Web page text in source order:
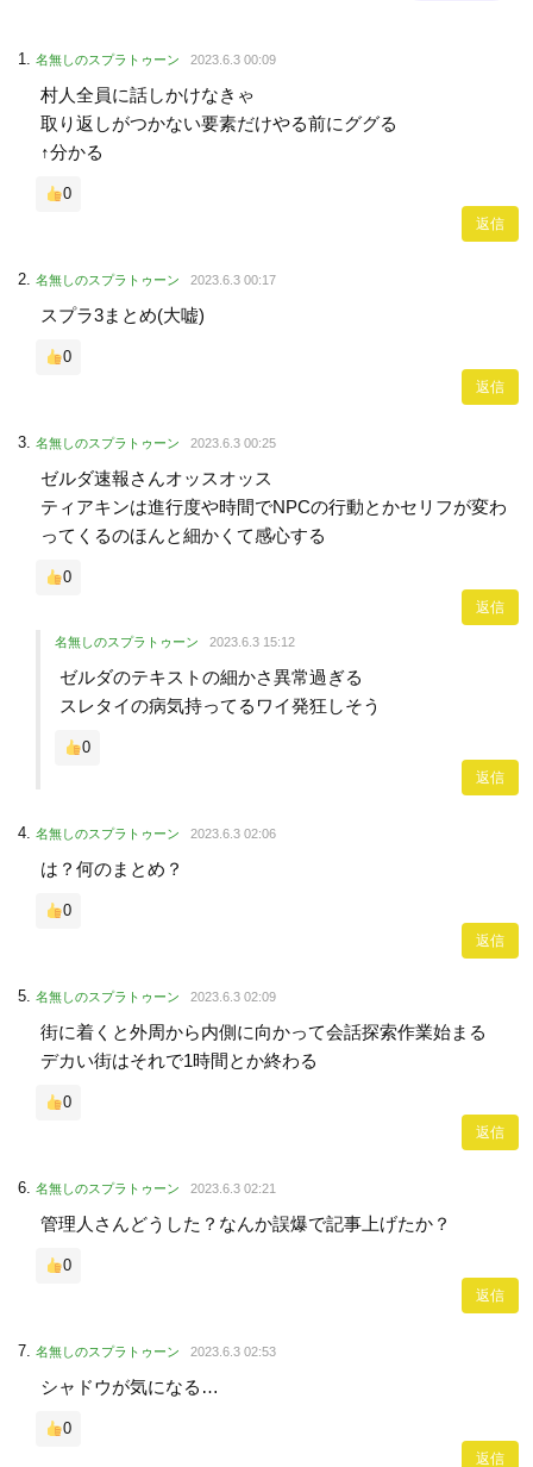
名無しのスプラトゥーン 2023.6.3 00:09
村人全員に話しかけなきゃ
取り返しがつかない要素だけやる前にググる
↑分かる
0
返信
名無しのスプラトゥーン 2023.6.3 00:17
スプラ3まとめ(大嘘)
0
返信
名無しのスプラトゥーン 2023.6.3 00:25
ゼルダ速報さんオッスオッス
ティアキンは進行度や時間でNPCの行動とかセリフが変わ
ってくるのほんと細かくて感心する
0
返信
名無しのスプラトゥーン 2023.6.3 15:12
ゼルダのテキストの細かさ異常過ぎる
スレタイの病気持ってるワイ発狂しそう
0
返信
名無しのスプラトゥーン 2023.6.3 02:06
は？何のまとめ？
0
返信
名無しのスプラトゥーン 2023.6.3 02:09
街に着くと外周から内側に向かって会話探索作業始まる
デカい街はそれで1時間とか終わる
0
返信
名無しのスプラトゥーン 2023.6.3 02:21
管理人さんどうした？なんか誤爆で記事上げたか？
0
返信
名無しのスプラトゥーン 2023.6.3 02:53
シャドウが気になる…
0
返信